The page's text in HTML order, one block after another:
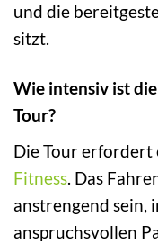
und die
sitzt.
Wie intensiv ist
Tour?
Die Tour erfordert
Fitness. Das
anstrengend sein,
anspruchsvollen